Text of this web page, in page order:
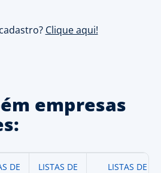
Clique aqui!
empresas
DE
LISTAS DE
LISTAS DE